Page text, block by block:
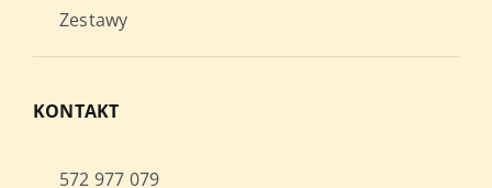
Zestawy
KONTAKT
572 977 079